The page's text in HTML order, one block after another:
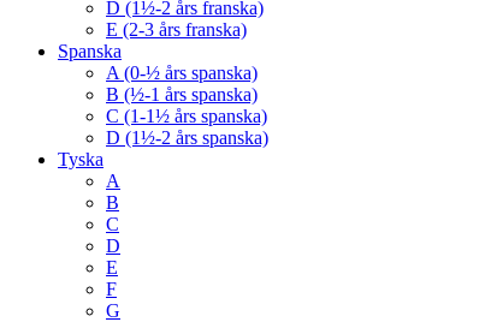
D (1½-2 års franska)
E (2-3 års franska)
Spanska
A (0-½ års spanska)
B (½-1 års spanska)
C (1-1½ års spanska)
D (1½-2 års spanska)
Tyska
A
B
C
D
E
F
G